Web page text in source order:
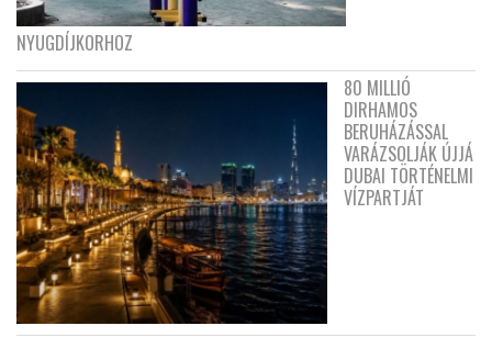
NYUGDÍJKORHOZ
80 MILLIÓ
DIRHAMOS
BERUHÁZÁSSAL
VARÁZSOLJÁK ÚJJÁ
DUBAI TÖRTÉNELMI
VÍZPARTJÁT